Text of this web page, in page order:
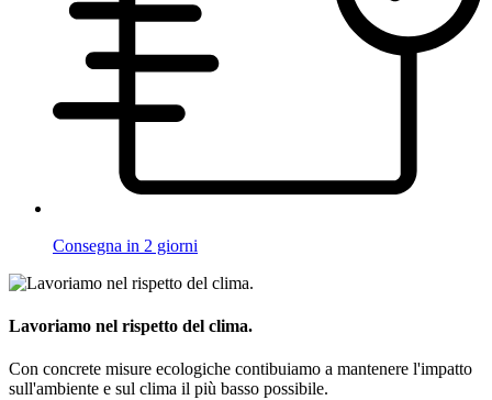
Consegna in 2 giorni
Lavoriamo nel rispetto del clima.
Con concrete misure ecologiche contibuiamo a mantenere l'impatto
sull'ambiente e sul clima il più basso possibile.